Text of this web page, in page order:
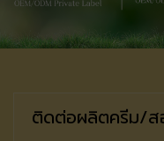
ติดต่อผลิตครีม/ส